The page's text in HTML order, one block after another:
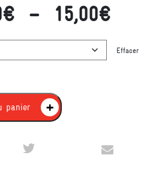
€ – 15,00€Plage
Effacer
des frontières
panier